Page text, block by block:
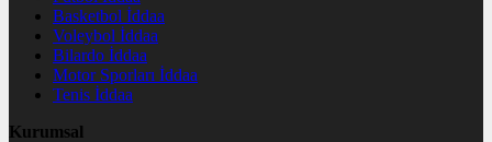
Basketbol İddaa
Voleybol İddaa
Bilardo İddaa
Motor Sporları İddaa
Tenis İddaa
Kurumsal